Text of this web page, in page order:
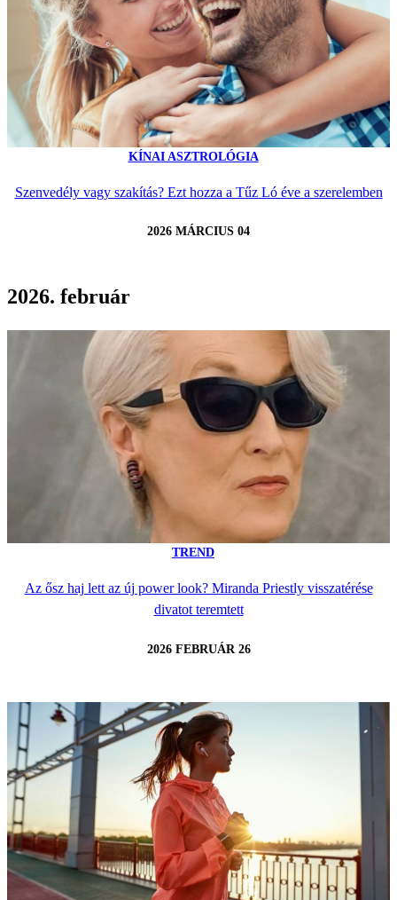
KÍNAI ASZTROLÓGIA
Szenvedély vagy szakítás? Ezt hozza a Tűz Ló éve a szerelemben
2026 MÁRCIUS 04
2026. február
TREND
Az ősz haj lett az új power look? Miranda Priestly visszatérése
divatot teremtett
2026 FEBRUÁR 26